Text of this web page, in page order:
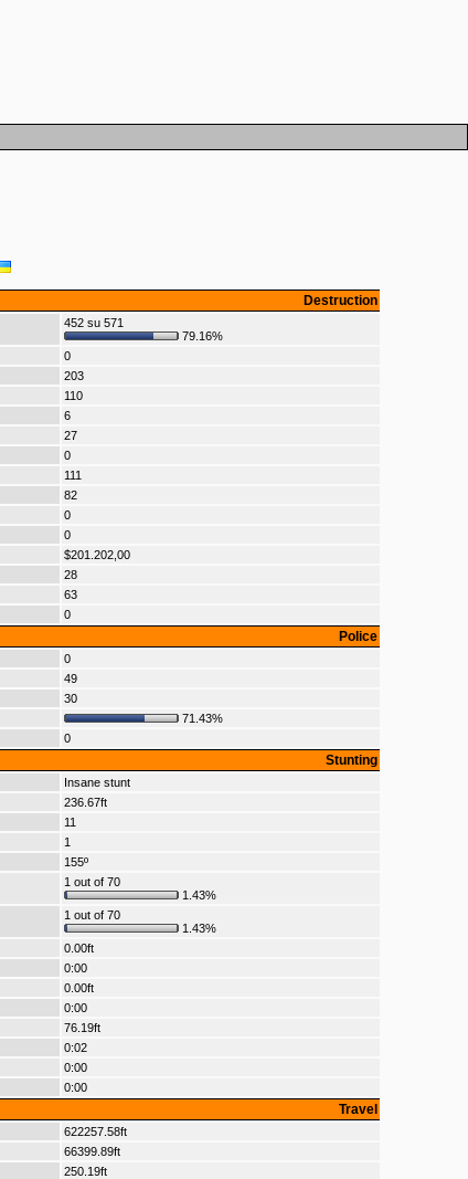
Destruction
452 su 571
79.16%
0
203
110
6
27
0
111
82
0
0
$201.202,00
28
63
0
Police
0
49
30
71.43%
0
Stunting
Insane stunt
236.67ft
11
1
155º
1 out of 70
1.43%
1 out of 70
1.43%
0.00ft
0:00
0.00ft
0:00
76.19ft
0:02
0:00
0:00
Travel
622257.58ft
66399.89ft
250.19ft